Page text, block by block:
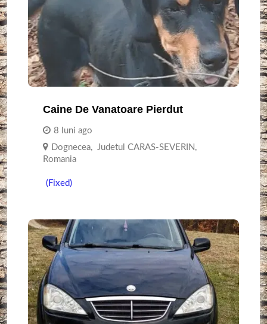
Caine De Vanatoare Pierdut
8 luni ago
Dognecea, Judetul CARAS-SEVERIN ,
Romania
(Fixed)